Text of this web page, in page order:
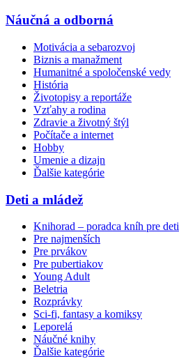
Náučná a odborná
Motivácia a sebarozvoj
Biznis a manažment
Humanitné a spoločenské vedy
História
Životopisy a reportáže
Vzťahy a rodina
Zdravie a životný štýl
Počítače a internet
Hobby
Umenie a dizajn
Ďalšie kategórie
Deti a mládež
Knihorad – poradca kníh pre deti
Pre najmenších
Pre prvákov
Pre pubertiakov
Young Adult
Beletria
Rozprávky
Sci-fi, fantasy a komiksy
Leporelá
Náučné knihy
Ďalšie kategórie